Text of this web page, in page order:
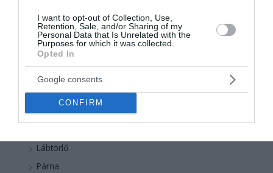
I want to opt-out of Collection, Use,
Retention, Sale, and/or Sharing of my
Personal Data that Is Unrelated with the
Purposes for which it was collected.
Opted In
Google consents
CONFIRM
Karácsonyi ajándékok
Kiárusítás
önkeverős bögre
Otthon, háztartás
Lábtörlő
Párna